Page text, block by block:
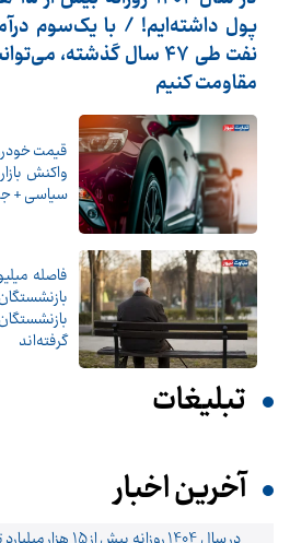
نفت طی 47 سال گذشته،
مقاومت کنیم
واکنش
سیاسی +
فاصله
گرفته‌اند
تبلیغات
آخرین اخبار